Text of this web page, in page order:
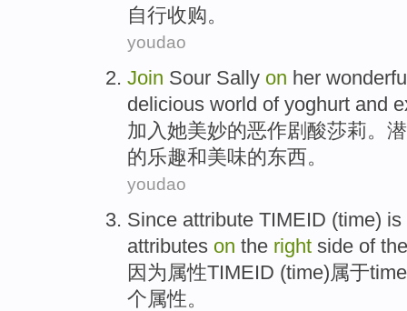
自行收购。
youdao
Join Sour Sally on her
delicious world of yoghurt and
加入她美妙的恶作剧 酸莎莉。
的乐趣和美味的东西。
youdao
Since attribute TIMEID (time) is
attributes on the right side of the
因为 属性TIMEID (time)属于time
个属性。